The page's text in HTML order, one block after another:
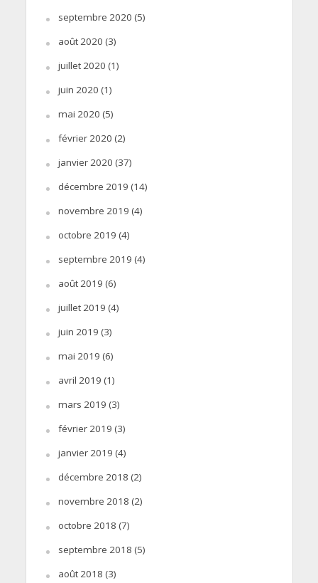
septembre 2020 (5)
août 2020 (3)
juillet 2020 (1)
juin 2020 (1)
mai 2020 (5)
février 2020 (2)
janvier 2020 (37)
décembre 2019 (14)
novembre 2019 (4)
octobre 2019 (4)
septembre 2019 (4)
août 2019 (6)
juillet 2019 (4)
juin 2019 (3)
mai 2019 (6)
avril 2019 (1)
mars 2019 (3)
février 2019 (3)
janvier 2019 (4)
décembre 2018 (2)
novembre 2018 (2)
octobre 2018 (7)
septembre 2018 (5)
août 2018 (3)